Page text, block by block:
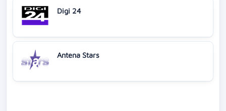
Digi 24
Antena Stars